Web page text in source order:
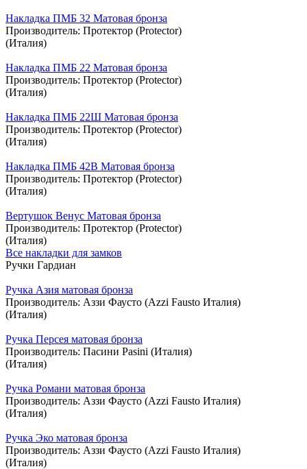
Накладка ПМБ 32 Матовая бронза
Производитель: Протектор (Protector)
(Италия)
Накладка ПМБ 22 Матовая бронза
Производитель: Протектор (Protector)
(Италия)
Накладка ПМБ 22Ш Матовая бронза
Производитель: Протектор (Protector)
(Италия)
Накладка ПМБ 42В Матовая бронза
Производитель: Протектор (Protector)
(Италия)
Вертушок Венус Матовая бронза
Производитель: Протектор (Protector)
(Италия)
Все накладки для замков
Ручки Гардиан
Ручка Азия матовая бронза
Производитель: Аззи Фаусто (Azzi Fausto Италия)
(Италия)
Ручка Персея матовая бронза
Производитель: Пасини Pasini (Италия)
(Италия)
Ручка Романи матовая бронза
Производитель: Аззи Фаусто (Azzi Fausto Италия)
(Италия)
Ручка Эко матовая бронза
Производитель: Аззи Фаусто (Azzi Fausto Италия)
(Италия)